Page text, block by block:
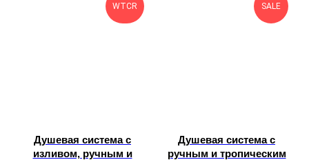
WTCR
Душевая система с
изливом, ручным и
SALE
Душевая система с
ручным и тропическим